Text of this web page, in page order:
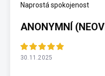
Naprostá spokojenost
ANONYMNÍ
30.11.2025